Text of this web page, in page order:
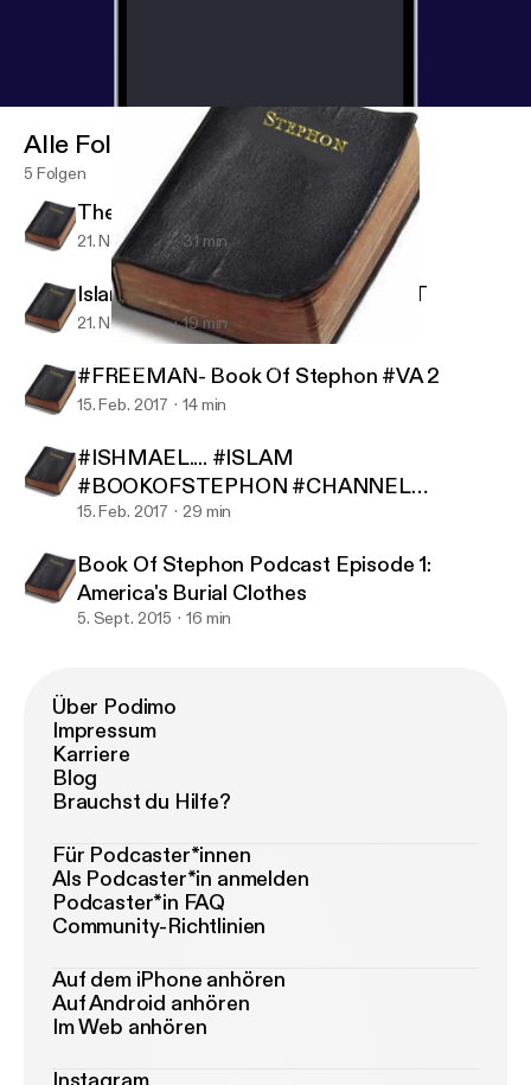
Book Of Stephon Podcast
Alle Folgen
5 Folgen
The Killing Fields War Profiteering
21. Nov. 2017 31 min
Islam Vs The World... #AUDIOBLAST
21. Nov. 2017 19 min
#FREEMAN- Book Of Stephon #VA 2
15. Feb. 2017 14 min
#ISHMAEL.... #ISLAM
#BOOKOFSTEPHON #CHANNEL
#REPOST
15. Feb. 2017 29 min
Book Of Stephon Podcast Episode 1:
America's Burial Clothes
5. Sept. 2015 16 min
Über Podimo
Impressum
Karriere
Blog
Brauchst du Hilfe?
Für Podcaster*innen
Als Podcaster*in anmelden
Podcaster*in FAQ
Community-Richtlinien
Auf dem iPhone anhören
Auf Android anhören
Im Web anhören